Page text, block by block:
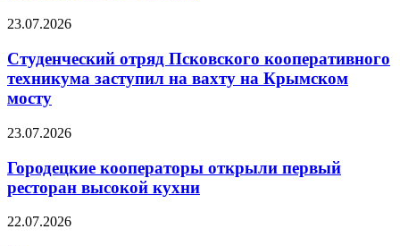
23.07.2026
Студенческий отряд Псковского кооперативного
техникума заступил на вахту на Крымском
мосту
23.07.2026
Городецкие кооператоры открыли первый
ресторан высокой кухни
22.07.2026